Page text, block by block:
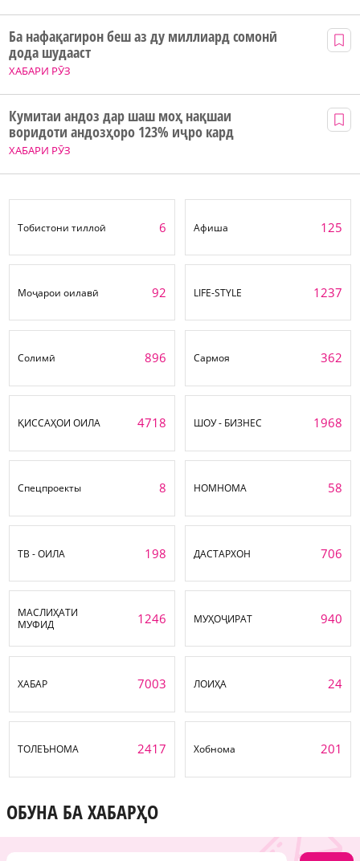
ХАБАРИ РӮЗ
Ба нафақагирон беш аз ду миллиард сомонӣ
дода шудааст
ХАБАРИ РӮЗ
Кумитаи андоз дар шаш моҳ нақшаи
воридоти андозҳоро 123% иҷро кард
Тобистони тиллоӣ 6 Афиша 125
Моҷарои оилавӣ 92 LIFE-STYLE 1237
Солимӣ 896 Сармоя 362
ҚИССАҲОИ ОИЛА 4718 ШОУ - БИЗНЕС 1968
Спецпроекты 8 НОМНОМА 58
ТВ - ОИЛА 198 ДАСТАРХОН 706
МАСЛИҲАТИ
МУФИД
1246 МУҲОҶИРАТ 940
ХАБАР 7003 ЛОИҲА 24
ТОЛЕЪНОМА 2417 Хобнома 201
ОБУНА БА ХАБАРҲО